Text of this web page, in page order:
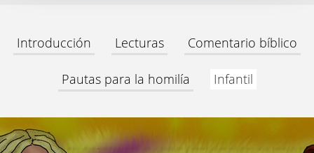
Introducción Lecturas Comentario bíblico
Pautas para la homilía Infantil